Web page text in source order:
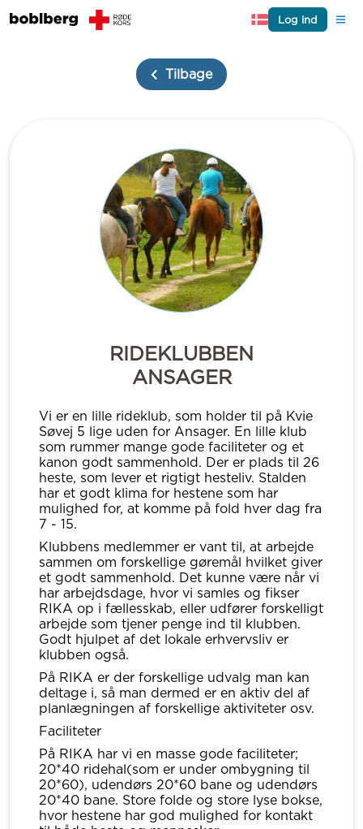
Log ind
Tilbage
RIDEKLUBBEN
ANSAGER
Vi er en lille rideklub, som holder til på Kvie
Søvej 5 lige uden for Ansager. En lille klub
som rummer mange gode faciliteter og et
kanon godt sammenhold. Der er plads til 26
heste, som lever et rigtigt hesteliv. Stalden
har et godt klima for hestene som har
mulighed for, at komme på fold hver dag fra
7 - 15.
Klubbens medlemmer er vant til, at arbejde
sammen om forskellige gøremål hvilket giver
et godt sammenhold. Det kunne være når vi
har arbejdsdage, hvor vi samles og fikser
RIKA op i fællesskab, eller udfører forskelligt
arbejde som tjener penge ind til klubben.
Godt hjulpet af det lokale erhvervsliv er
klubben også.
På RIKA er der forskellige udvalg man kan
deltage i, så man dermed er en aktiv del af
planlægningen af forskellige aktiviteter osv.
Faciliteter
På RIKA har vi en masse gode faciliteter;
20*40 ridehal(som er under ombygning til
20*60), udendørs 20*60 bane og udendørs
20*40 bane. Store folde og store lyse bokse,
hvor hestene har god mulighed for kontakt